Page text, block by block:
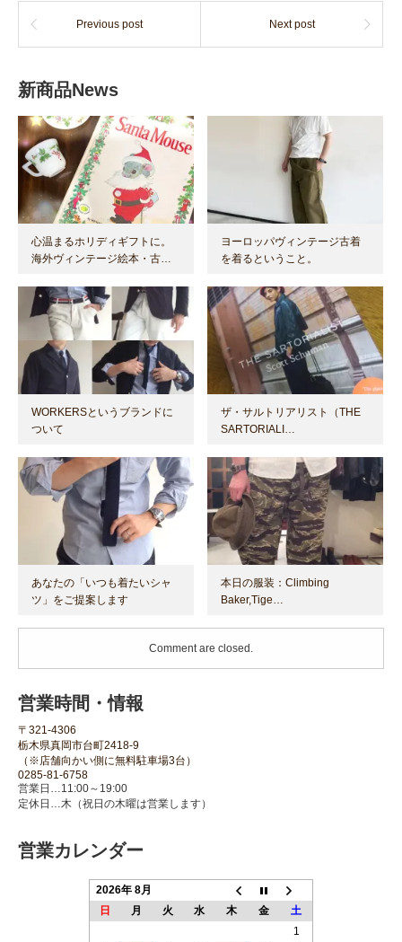
Previous post Next post
新商品News
心温まるホリディギフトに。
海外ヴィンテージ絵本・古…
ヨーロッパヴィンテージ古着
を着るということ。
WORKERSというブランドに
ついて
ザ・サルトリアリスト（THE
SARTORIALI…
あなたの「いつも着たいシャ
ツ」をご提案します
本日の服装：Climbing
Baker,Tige…
Comment are closed.
営業時間・情報
〒321-4306
栃木県真岡市台町2418-9
（※店舗向かい側に無料駐車場3台）
0285-81-6758
営業日…11:00～19:00
定休日…木（祝日の木曜は営業します）
営業カレンダー
2026年 8月
日
月 火 水 木 金
土
1